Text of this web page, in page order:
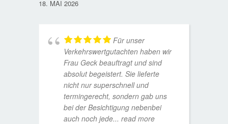
18. MAI 2026
Für unser
Verkehrswertgutachten haben wir
Frau Geck beauftragt und sind
absolut begeistert. Sie lieferte
nicht nur superschnell und
termingerecht, sondern gab uns
bei der Besichtigung nebenbei
auch noch jede... read more